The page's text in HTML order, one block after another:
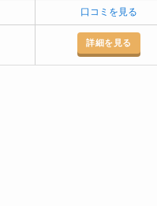
口コミを見る
詳細を見る